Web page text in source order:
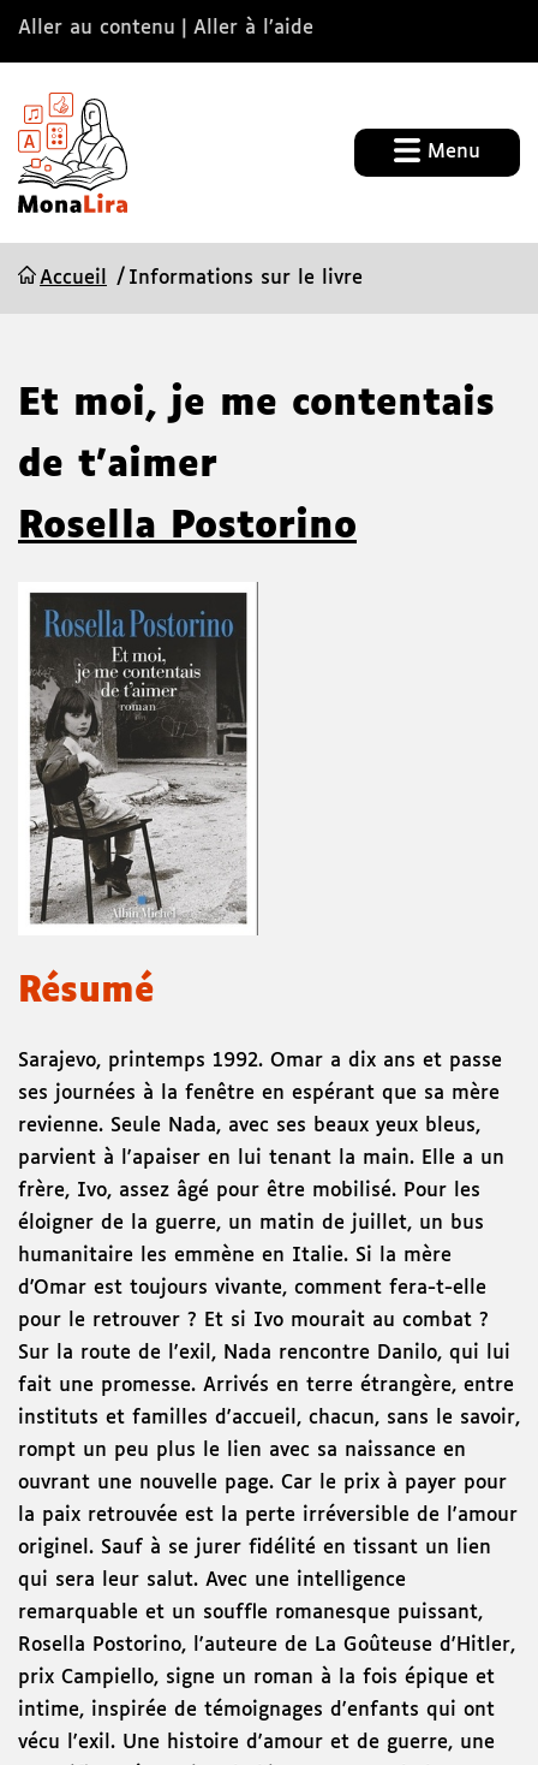
Aller au contenu Aller à l’aide
Menu
Accueil Informations sur le livre
Et moi, je me contentais
de t'aimer
Rosella Postorino
Résumé
Sarajevo, printemps 1992. Omar a dix ans et passe
ses journées à la fenêtre en espérant que sa mère
revienne. Seule Nada, avec ses beaux yeux bleus,
parvient à l'apaiser en lui tenant la main. Elle a un
frère, Ivo, assez âgé pour être mobilisé. Pour les
éloigner de la guerre, un matin de juillet, un bus
humanitaire les emmène en Italie. Si la mère
d'Omar est toujours vivante, comment fera-t-elle
pour le retrouver ? Et si Ivo mourait au combat ?
Sur la route de l'exil, Nada rencontre Danilo, qui lui
fait une promesse. Arrivés en terre étrangère, entre
instituts et familles d'accueil, chacun, sans le savoir,
rompt un peu plus le lien avec sa naissance en
ouvrant une nouvelle page. Car le prix à payer pour
la paix retrouvée est la perte irréversible de l'amour
originel. Sauf à se jurer fidélité en tissant un lien
qui sera leur salut. Avec une intelligence
remarquable et un souffle romanesque puissant,
Rosella Postorino, l'auteure de La Goûteuse d'Hitler,
prix Campiello, signe un roman à la fois épique et
intime, inspirée de témoignages d'enfants qui ont
vécu l'exil. Une histoire d'amour et de guerre, une